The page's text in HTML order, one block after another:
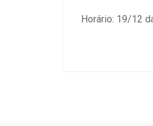
Horário: 19/12